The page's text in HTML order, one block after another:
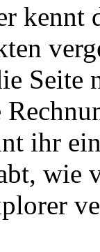
kennt
Seite
ihr